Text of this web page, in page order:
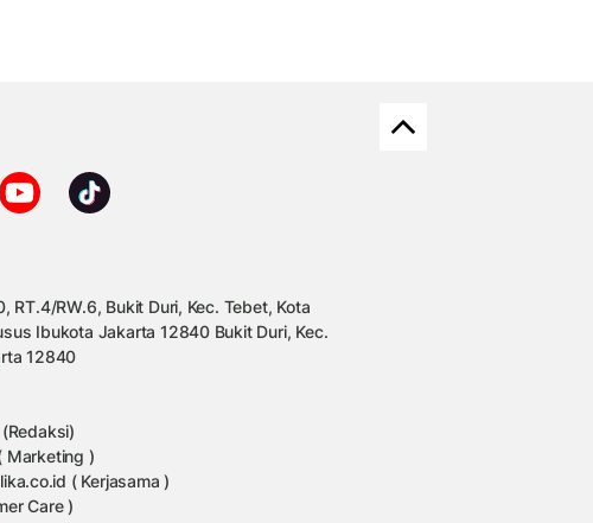
RT.4/RW.6, Bukit Duri, Kec. Tebet, Kota
Ibukota Jakarta 12840 Bukit Duri, Kec.
12840
Marketing )
( Kerjasama )
Care )